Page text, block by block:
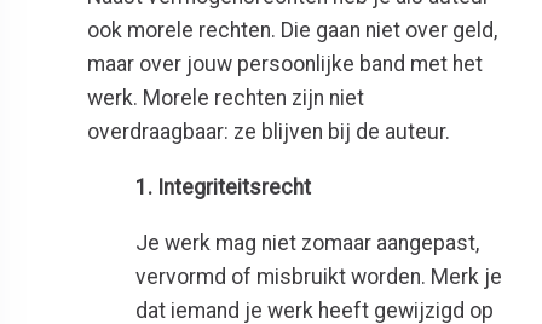
ook morele rechten. Die gaan niet over geld,
maar over jouw persoonlijke band met het
werk. Morele rechten zijn niet
overdraagbaar: ze blijven bij de auteur.
1. Integriteitsrecht
Je werk mag niet zomaar aangepast,
vervormd of misbruikt worden. Merk je
dat iemand je werk heeft gewijzigd op